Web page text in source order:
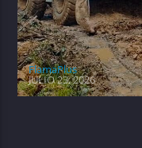
FlamaPlus
JULIO 23, 2026